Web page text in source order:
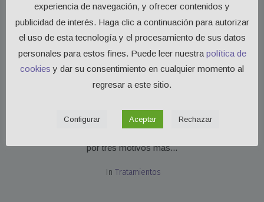
Service
Ortodoncia
Aparte de hacerte más atractivo y tener una bonita sonrisa, la
por tres motivos más...
In Tratamientos
experiencia de navegación, y ofrecer contenidos y
publicidad de interés. Haga clic a continuación para autorizar
el uso de esta tecnología y el procesamiento de sus datos
personales para estos fines. Puede leer nuestra política de
cookies y dar su consentimiento en cualquier momento al
regresar a este sitio.
Configurar Aceptar Rechazar